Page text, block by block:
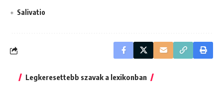
Salivatio
Legkeresettebb szavak a lexikonban